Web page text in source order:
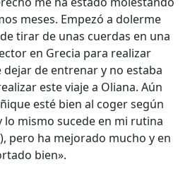
meses. Empezó a dolerme
tirar de unas cuerdas en una
en Grecia para realizar
dejar de entrenar y no estaba
este viaje a Oliana. Aún
esté bien al coger según
lo mismo sucede en mi rutina
pero ha mejorado mucho y en
bien».